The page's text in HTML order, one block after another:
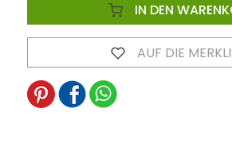
IN DEN
AUF DIE